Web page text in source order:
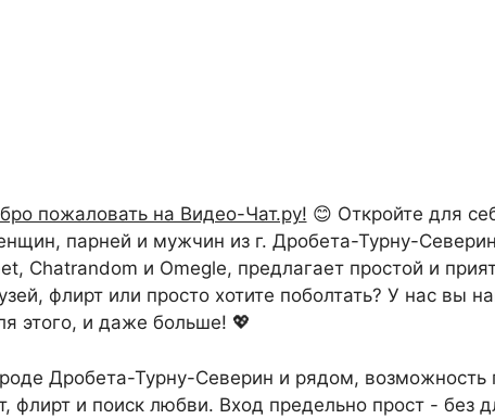
пожаловать на Видео-Чат.ру! 😊 Откройте для
парней и мужчин из г. Дробета-Турну-
Chatrandom и Omegle, предлагает простой и
флирт или просто хотите поболтать? У нас вы
этого, и даже больше! 💖
Дробета-Турну-Северин и рядом, возможность
и поиск любви. Вход предельно прост - без